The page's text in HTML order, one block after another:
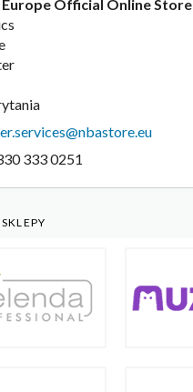
Europe Official Online Store
333 0251